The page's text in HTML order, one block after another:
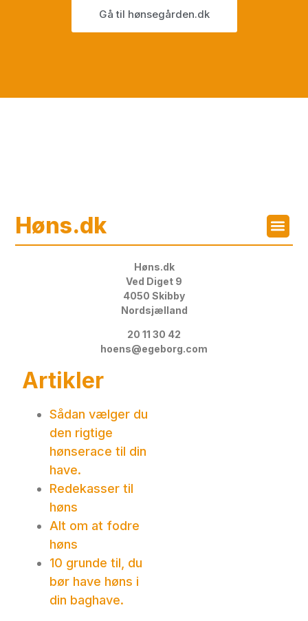
Gå til hønsegården.dk
Høns.dk
Høns.dk
Ved Diget 9
4050 Skibby
Nordsjælland
20 11 30 42
hoens@egeborg.com
Artikler
Sådan vælger du
den rigtige
hønserace til din
have.
Redekasser til
høns
Alt om at fodre
høns
10 grunde til, du
bør have høns i
din baghave.